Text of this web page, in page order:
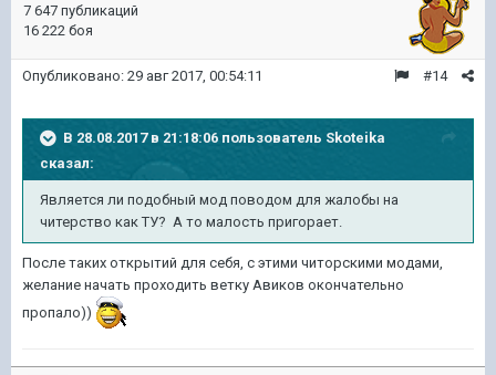
7 647 публикаций
16 222 боя
#14
Опубликовано: 29 авг 2017, 00:54:11
В 28.08.2017 в 21:18:06 пользователь Skoteika
сказал:
Является ли подобный мод поводом для жалобы на
читерство как ТУ? А то малость пригорает.
После таких открытий для себя, с этими читорскими модами,
желание начать проходить ветку Авиков окончательно
пропало))